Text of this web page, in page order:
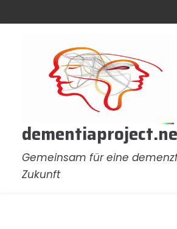
Gemeinsam für eine
Zukunft